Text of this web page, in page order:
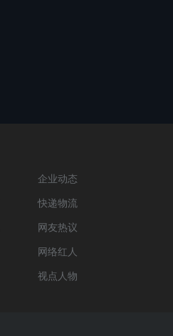
企业动态
快递物流
网友热议
网络红人
视点人物